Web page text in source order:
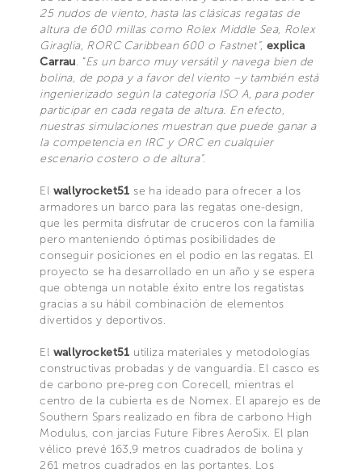
25 nudos de viento, hasta las clásicas regatas de
altura de 600 millas como Rolex Middle Sea, Rolex
Giraglia, RORC Caribbean 600 o Fastnet”, explica
Carrau. “Es un barco muy versátil y navega bien de
bolina, de popa y a favor del viento –y también está
ingenierizado según la categoría ISO A, para poder
participar en cada regata de altura. En efecto,
nuestras simulaciones muestran que puede ganar a
la competencia en IRC y ORC en cualquier
escenario costero o de altura”.
El wallyrocket51 se ha ideado para ofrecer a los
armadores un barco para las regatas one-design,
que les permita disfrutar de cruceros con la familia
pero manteniendo óptimas posibilidades de
conseguir posiciones en el podio en las regatas. El
proyecto se ha desarrollado en un año y se espera
que obtenga un notable éxito entre los regatistas
gracias a su hábil combinación de elementos
divertidos y deportivos.
El wallyrocket51 utiliza materiales y metodologías
constructivas probadas y de vanguardia. El casco es
de carbono pre-preg con Corecell, mientras el
centro de la cubierta es de Nomex. El aparejo es de
Southern Spars realizado en fibra de carbono High
Modulus, con jarcias Future Fibres AeroSix. El plan
vélico prevé 163,9 metros cuadrados de bolina y
261 metros cuadrados en las portantes. Los